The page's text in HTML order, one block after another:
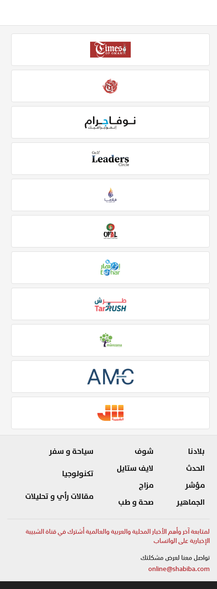
بلادنا
الحدث
مؤشر
الجماهير
شوف
لايف ستايل
مزاج
صحة و طب
سياحة و سفر
تكنولوجيا
مقالات رأي و تحليلات
لمتابعة آخر وأهم الأخبار المحلية والعربية والعالمية أشترك في قناة الشبيبة
الإخبارية على الواتساب
تواصل معنا لعرض مشكلتك
online@shabiba.com